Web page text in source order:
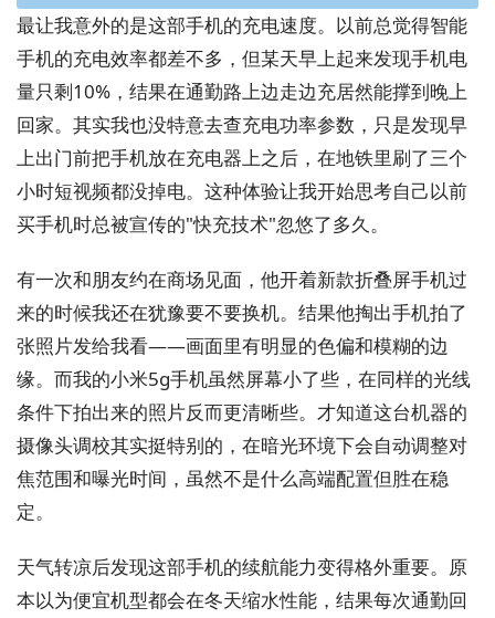
最让我意外的是这部手机的充电速度。以前总觉得智能
手机的充电效率都差不多，但某天早上起来发现手机电
量只剩10%，结果在通勤路上边走边充居然能撑到晚上
回家。其实我也没特意去查充电功率参数，只是发现早
上出门前把手机放在充电器上之后，在地铁里刷了三个
小时短视频都没掉电。这种体验让我开始思考自己以前
买手机时总被宣传的"快充技术"忽悠了多久。
有一次和朋友约在商场见面，他开着新款折叠屏手机过
来的时候我还在犹豫要不要换机。结果他掏出手机拍了
张照片发给我看——画面里有明显的色偏和模糊的边
缘。而我的小米5g手机虽然屏幕小了些，在同样的光线
条件下拍出来的照片反而更清晰些。才知道这台机器的
摄像头调校其实挺特别的，在暗光环境下会自动调整对
焦范围和曝光时间，虽然不是什么高端配置但胜在稳
定。
天气转凉后发现这部手机的续航能力变得格外重要。原
本以为便宜机型都会在冬天缩水性能，结果每次通勤回